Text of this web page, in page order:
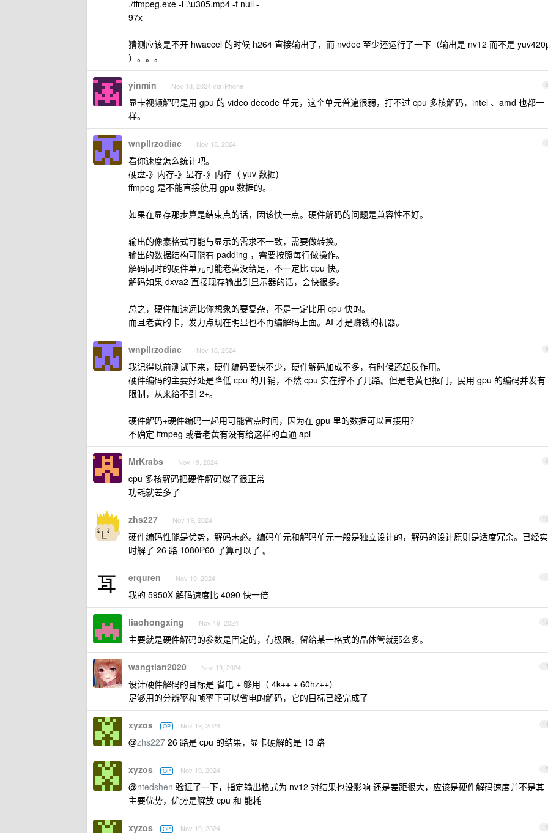
./ffmpeg.exe -i .\u305.mp4 -f null -
97x
猜测应该是不开 hwaccel 的时候 h264 直接输出了，而 nvdec 至少还运行了一下（输出是 nv12 而不是
）。。。
6
yinmin Nov 18, 2024 via iPhone
显卡视频解码是用 gpu 的 video decode 单元，这个单元普遍很弱，打不过 cpu 多核解码，intel 、amd 也都一
样。
7
wnpllrzodiac Nov 18, 2024
看你速度怎么统计吧。
硬盘-》内存-》显存-》内存（ yuv 数据)
ffmpeg 是不能直接使用 gpu 数据的。
如果在显存那步算是结束点的话，因该快一点。硬件解码的问题是兼容性不好。
输出的像素格式可能与显示的需求不一致，需要做转换。
输出的数据结构可能有 padding ，需要按照每行做操作。
解码同时的硬件单元可能老黄没给足，不一定比 cpu 快。
解码如果 dxva2 直接现存输出到显示器的话，会快很多。
总之，硬件加速远比你想象的要复杂，不是一定比用 cpu 快的。
而且老黄的卡，发力点现在明显也不再编解码上面。AI 才是赚钱的机器。
8
wnpllrzodiac Nov 18, 2024
我记得以前测试下来，硬件编码要快不少，硬件解码加成不多，有时候还起反作用。
硬件编码的主要好处是降低 cpu 的开销，不然 cpu 实在撑不了几路。但是老黄也抠门，民用 gpu 的编码并发有
限制，从来给不到 2+。
硬件解码+硬件编码一起用可能省点时间，因为在 gpu 里的数据可以直接用？
不确定 ffmpeg 或者老黄有没有给这样的直通 api
9
MrKrabs Nov 19, 2024
cpu 多核解码把硬件解码爆了很正常
功耗就差多了
10
zhs227 Nov 19, 2024
硬件编码性能是优势，解码未必。编码单元和解码单元一般是独立设计的，解码的设计原则是适度冗余。已经实
时解了 26 路 1080P60 了算可以了 。
11
erquren Nov 19, 2024
我的 5950X 解码速度比 4090 快一倍
12
liaohongxing Nov 19, 2024
主要就是硬件解码的参数是固定的，有极限。留给某一格式的晶体管就那么多。
13
wangtian2020 Nov 19, 2024
设计硬件解码的目标是 省电 + 够用（ 4k++ + 60hz++）
足够用的分辨率和帧率下可以省电的解码，它的目标已经完成了
14
xyzos OP Nov 19, 2024
@zhs227 26 路是 cpu 的结果，显卡硬解的是 13 路
15
xyzos OP Nov 19, 2024
@ntedshen 验证了一下，指定输出格式为 nv12 对结果也没影响 还是差距很大，应该是硬件解码速度并不是其
主要优势，优势是解放 cpu 和 能耗
16
xyzos OP Nov 19, 2024